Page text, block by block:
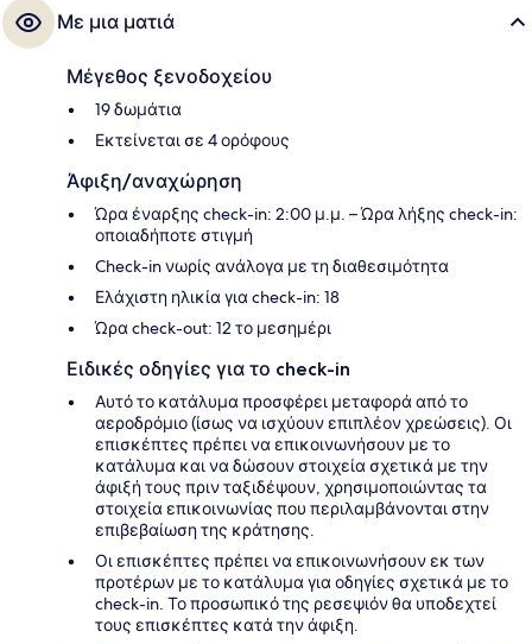
Με μια ματιά
Μέγεθος ξενοδοχείου
19 δωμάτια
Εκτείνεται σε 4 ορόφους
Άφιξη/αναχώρηση
Ώρα έναρξης check-in: 2:00 μ.μ. – Ώρα λήξης check-in:
οποιαδήποτε στιγμή
Check-in νωρίς ανάλογα με τη διαθεσιμότητα
Ελάχιστη ηλικία για check-in: 18
Ώρα check-out: 12 το μεσημέρι
Ειδικές οδηγίες για το check-in
Αυτό το κατάλυμα προσφέρει μεταφορά από το
αεροδρόμιο (ίσως να ισχύουν επιπλέον χρεώσεις). Οι
επισκέπτες πρέπει να επικοινωνήσουν με το
κατάλυμα και να δώσουν στοιχεία σχετικά με την
άφιξή τους πριν ταξιδέψουν, χρησιμοποιώντας τα
στοιχεία επικοινωνίας που περιλαμβάνονται στην
επιβεβαίωση της κράτησης.
Οι επισκέπτες πρέπει να επικοινωνήσουν εκ των
προτέρων με το κατάλυμα για οδηγίες σχετικά με το
check-in. Το προσωπικό της ρεσεψιόν θα υποδεχτεί
τους επισκέπτες κατά την άφιξη.